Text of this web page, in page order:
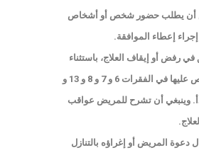
أن يطلب حضور شخص أو أشخاص
إجراء إعطاء الموافقة.
رفض أو إيقاف العلاج، باستثناء
الحالات المنصوص عليها في الفقرات 6 و 7 و 8 و 13 و
وينبغي أن تشرح للمريض عواقب
دعوة المريض أو إغراؤه بالتنازل